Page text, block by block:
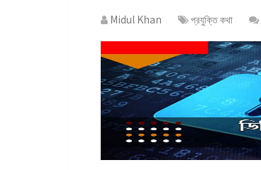
Midul Khan প্রযুক্তি কথা